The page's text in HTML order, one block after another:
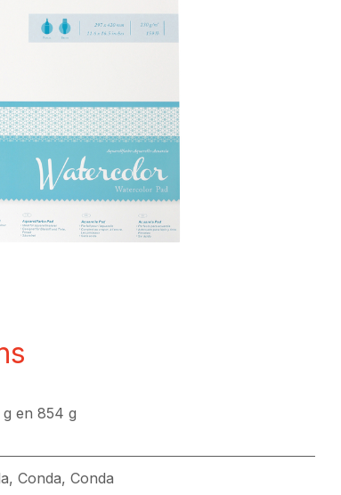
en 854 g
, Conda, Conda